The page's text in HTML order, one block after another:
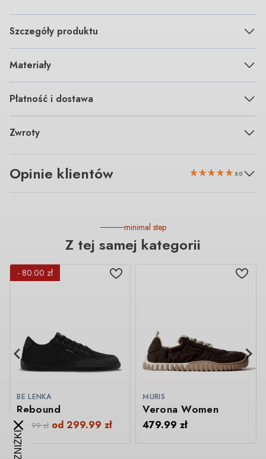
Szczegóły produktu
Materiały
Płatność i dostawa
Zwroty
Opinie klientów 5.0
minimal step
Z tej samej kategorii
- 80.00 zł
BE LENKA
Rebound
379.99zł od299.99zł
MURIS
Verona Women
479.99zł